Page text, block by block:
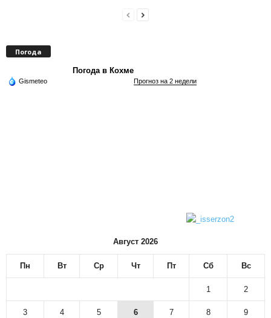
Погода
Погода в Кохме
Gismeteo Прогноз на 2 недели
Август 2026
Пн Вт Ср Чт Пт Сб Вс
1 2
3 4 5 6 7 8 9